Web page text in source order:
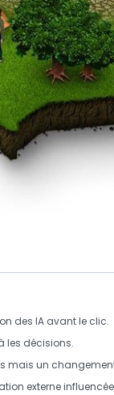
des IA avant le clic.
les décisions.
mais un
externe influencée